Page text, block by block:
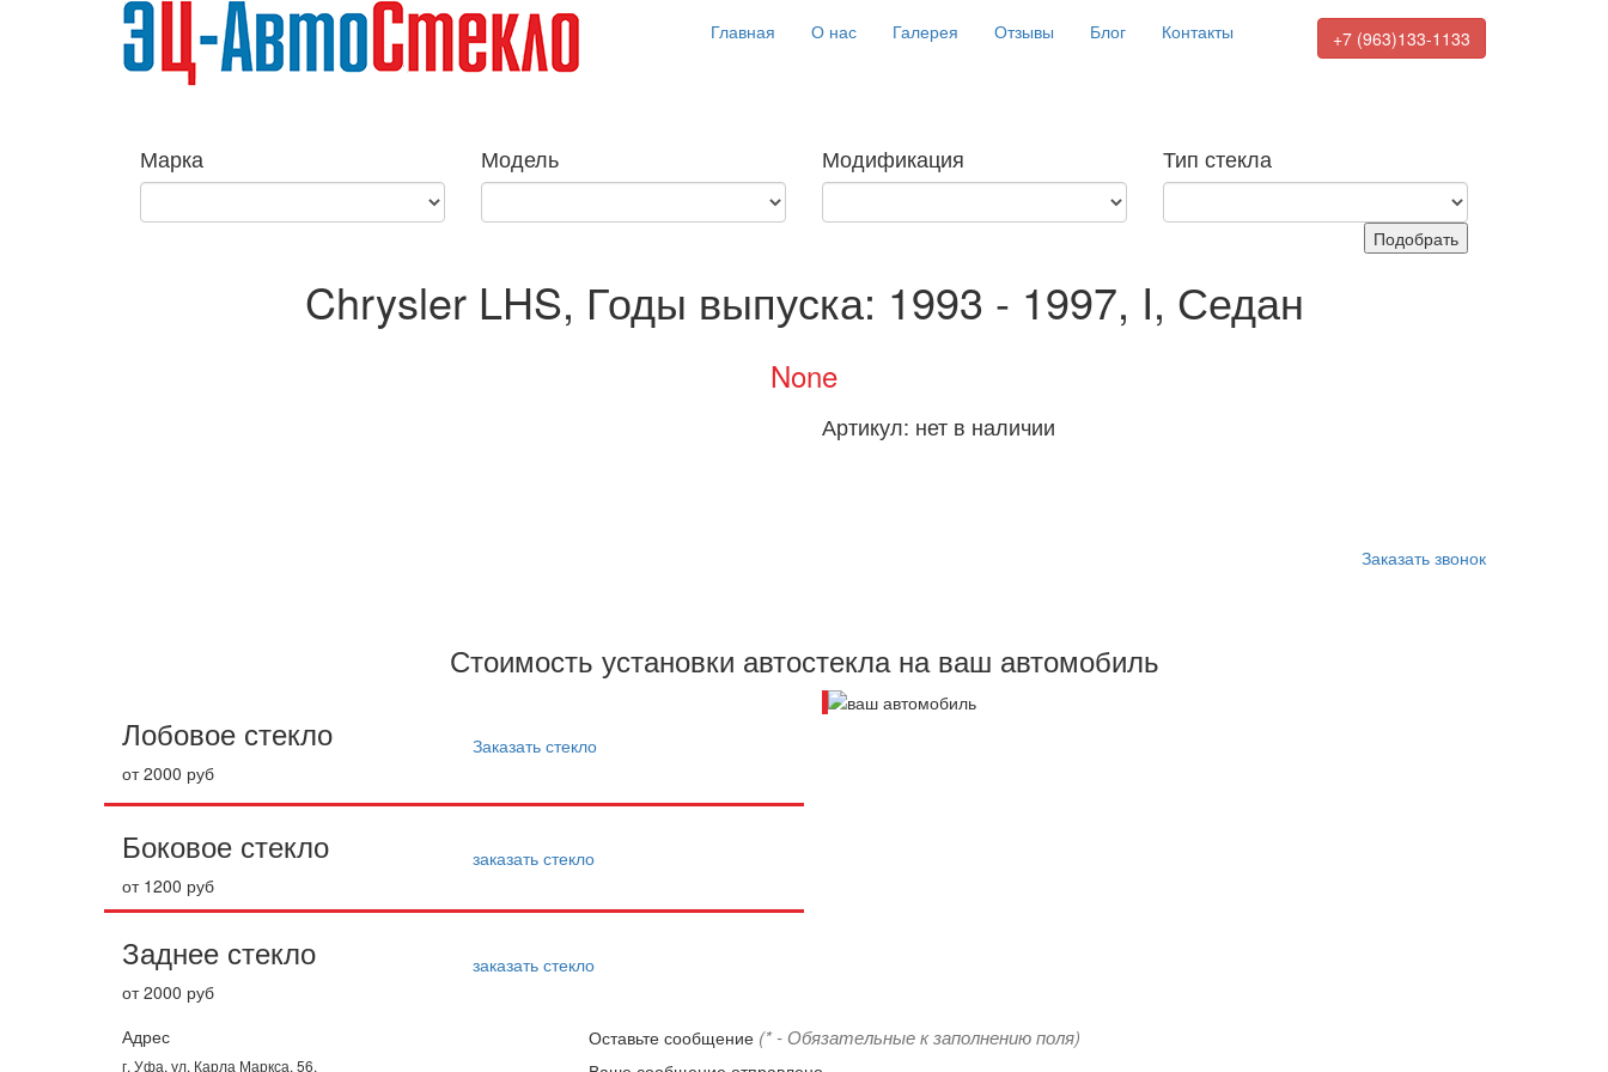
Главная О нас Галерея Отзывы Блог Контакты +7 (963)133-1133
Марка Модель Модификация Тип стекла
Подобрать
Chrysler LHS, Годы выпуска: 1993 - 1997, I, Седан
None
Артикул: нет в наличии
Заказать звонок
Стоимость установки автостекла на ваш автомобиль
Лобовое стекло
от 2000 руб
Заказать стекло
Боковое стекло
от 1200 руб
заказать стекло
Заднее стекло
от 2000 руб
заказать стекло
Адрес
г. Уфа, ул. Карла Маркса, 56.
Оставьте сообщение (* - Обязательные к заполнению поля)